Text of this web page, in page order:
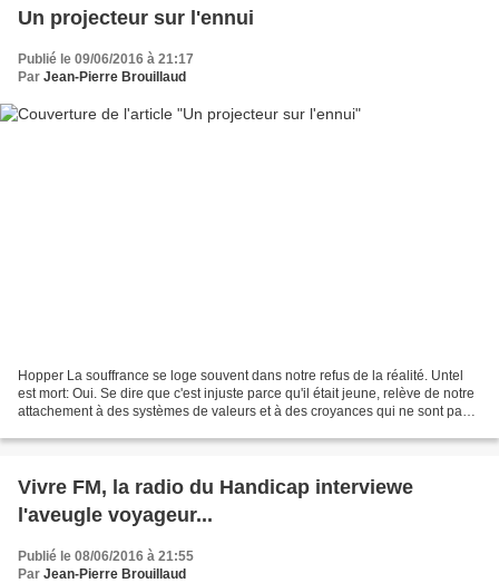
Un projecteur sur l'ennui
Publié le 09/06/2016 à 21:17
Par Jean-Pierre Brouillaud
Hopper La souffrance se loge souvent dans notre refus de la réalité. Untel
est mort: Oui. Se dire que c'est injuste parce qu'il était jeune, relève de notre
attachement à des systèmes de valeurs et à des croyances qui ne sont pas
Vivre FM, la radio du Handicap interviewe
l'aveugle voyageur...
Publié le 08/06/2016 à 21:55
Par Jean-Pierre Brouillaud